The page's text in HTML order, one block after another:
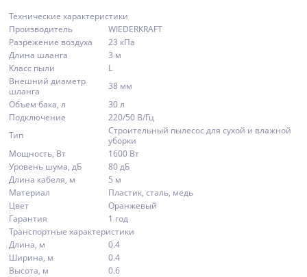
Технические характеристики
Производитель
WIEDERKRAFT
Разрежение воздуха
23 кПа
Длина шланга
3 м
Класс пыли
L
Внешний диаметр
шланга
38 мм
Объем бака, л
30 л
Подключение
220/50 В/Гц
Тип
Строительный пылесос для сухой и влажной
уборки
Мощность, Вт
1600 Вт
Уровень шума, дБ
80 дБ
Длина кабеля, м
5 м
Материал
Пластик, сталь, медь
Цвет
Оранжевый
Гарантия
1 год
Транспортные характеристики
Длина, м
0.4
Ширина, м
0.4
Высота, м
0.6